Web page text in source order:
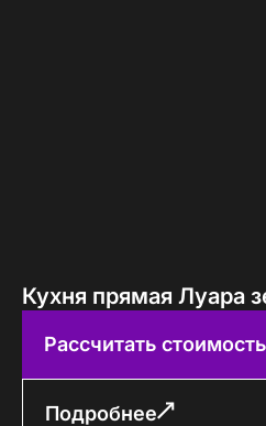
Кухня прямая Луара
Рассчитать стоимость
Подробнее